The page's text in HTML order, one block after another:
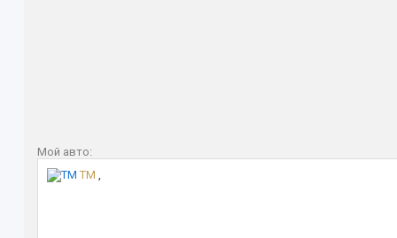
Мой авто:
TM ,